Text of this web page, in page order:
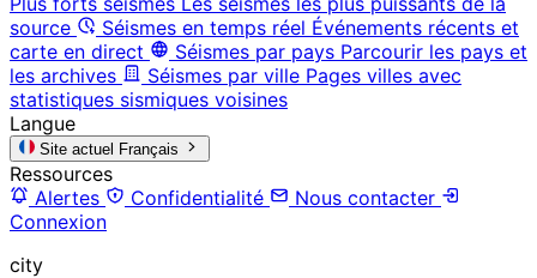
source
Séismes en temps réel Événements récents et
carte en direct
Séismes par pays Parcourir les pays et
les archives
Séismes par ville Pages villes avec
statistiques sismiques voisines
Langue
Site actuel Français
Ressources
Alertes
Confidentialité
Nous contacter
Connexion
city